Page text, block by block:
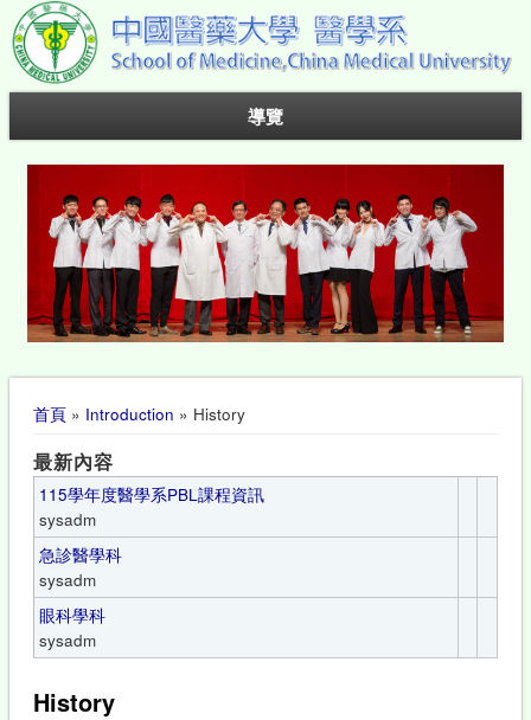
導覽
您在這裡
首頁» Introduction » History
最新內容
115學年度醫學系PBL課程資訊
sysadm
急診醫學科
sysadm
眼科學科
sysadm
History